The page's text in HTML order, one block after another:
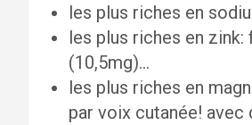
les plus riches en
les plus riches en
(10,5mg)…
les plus riches en
par voix cutanée! avec